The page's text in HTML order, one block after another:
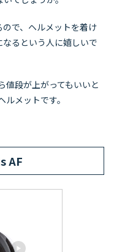
で、ヘルメットを着け
るという人に嬉しいで
値段が上がってもいいと
メットです。
AF